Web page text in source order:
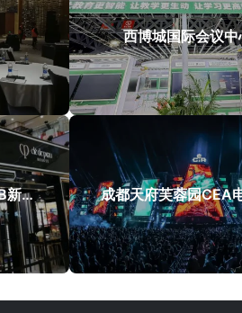
西博城国际会议中
成都-春熙路王府井CPB新品发布会活动 成都天府芙蓉园CEA